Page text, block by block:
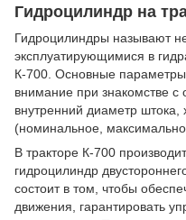
Гидроцилиндр на
Гидроцилиндры называют
эксплуатирующимися в
К-700. Основные
внимание при знакомстве с
внутренний диаметр
(номинальное,
В тракторе К-700
гидроцилиндр
состоит в том, чтобы
движения, гарантировать